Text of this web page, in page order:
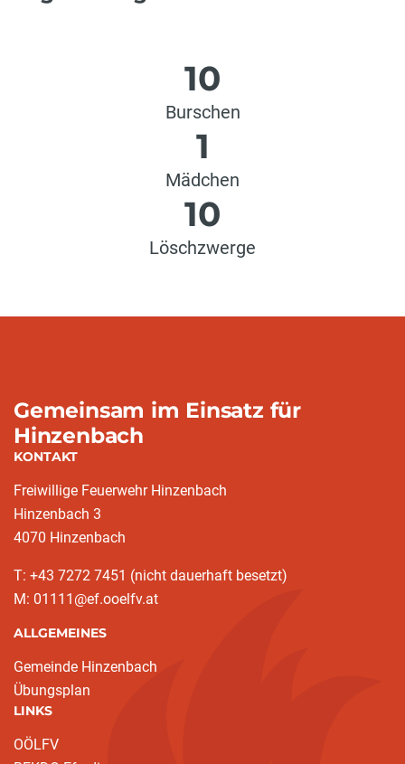
10
Burschen
1
Mädchen
10
Löschzwerge
Gemeinsam im Einsatz für
Hinzenbach
KONTAKT
Freiwillige Feuerwehr Hinzenbach
Hinzenbach 3
4070 Hinzenbach
T: +43 7272 7451 (nicht dauerhaft besetzt)
M: 01111@ef.ooelfv.at
ALLGEMEINES
Gemeinde Hinzenbach
Übungsplan
LINKS
OÖLFV